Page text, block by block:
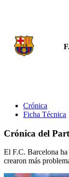
Crónica
Ficha Técnica
Crónica del
El F.C. Barcelona
crearon más